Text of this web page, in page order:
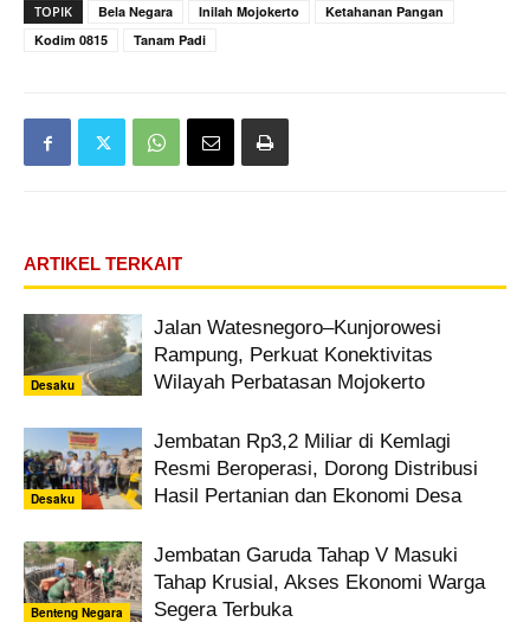
TOPIK Bela Negara Inilah Mojokerto
Ketahanan Pangan
Kodim 0815
Tanam Padi
ARTIKEL TERKAIT
Desaku
Jalan Watesnegoro–Kunjorowesi
Rampung, Perkuat Konektivitas
Wilayah Perbatasan Mojokerto
Desaku
Jembatan Rp3,2 Miliar di Kemlagi
Resmi Beroperasi, Dorong Distribusi
Hasil Pertanian dan Ekonomi Desa
Benteng Negara
Jembatan Garuda Tahap V Masuki
Tahap Krusial, Akses Ekonomi Warga
Segera Terbuka